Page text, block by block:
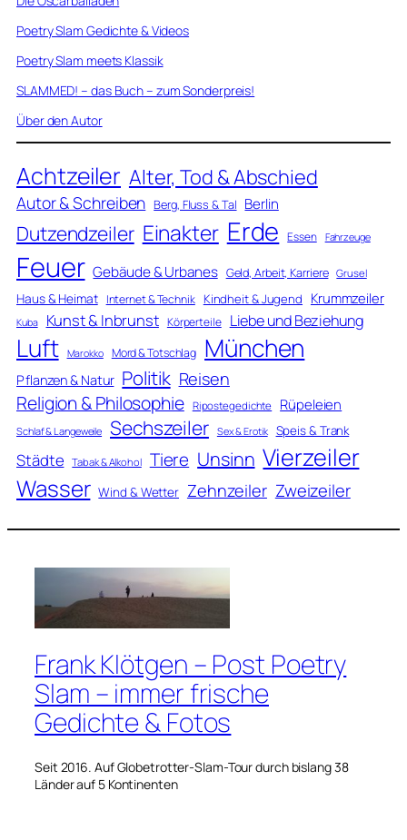
Poetry Slam Gedichte & Videos
Poetry Slam meets Klassik
SLAMMED! – das Buch – zum Sonderpreis!
Über den Autor
Achtzeiler Alter, Tod & Abschied
Autor & Schreiben Berg, Fluss & Tal Berlin
Dutzendzeiler Einakter Erde Essen Fahrzeuge
Feuer Gebäude & Urbanes Geld, Arbeit, Karriere Grusel
Haus & Heimat Internet & Technik Kindheit & Jugend Krummzeiler
Kuba Kunst & Inbrunst Körperteile Liebe und Beziehung
Luft Marokko Mord & Totschlag München
Pflanzen & Natur Politik Reisen
Religion & Philosophie Ripostegedichte Rüpeleien
Schlaf & Langeweile Sechszeiler Sex & Erotik Speis & Trank
Städte Tabak & Alkohol Tiere Unsinn Vierzeiler
Wasser Wind & Wetter Zehnzeiler Zweizeiler
Frank Klötgen – Post Poetry
Slam – immer frische
Gedichte & Fotos
Seit 2016. Auf Globetrotter-Slam-Tour durch bislang 38
Länder auf 5 Kontinenten